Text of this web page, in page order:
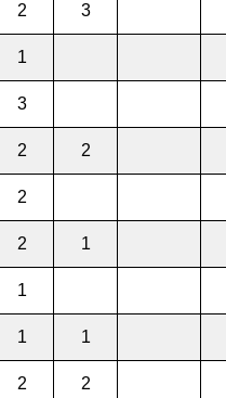
2 3
1
3
2 2
2
2 1
1
1 1
2 2